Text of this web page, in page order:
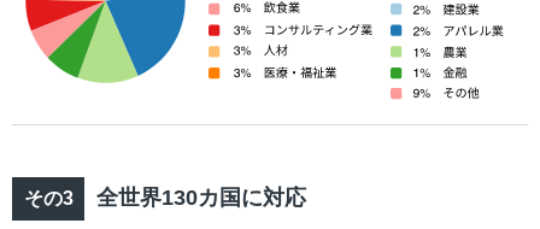
全世界130カ国に対応